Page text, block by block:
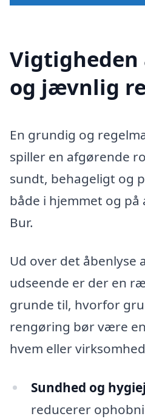
og jævnlig
En grundig og
spiller en afgørende
sundt, behageligt og
både i hjemmet og på
Bur.
Ud over det åbenlyse
udseende er der en
grunde til, hvorfor
rengøring bør være
hvem eller
Sundhed og
reducerer